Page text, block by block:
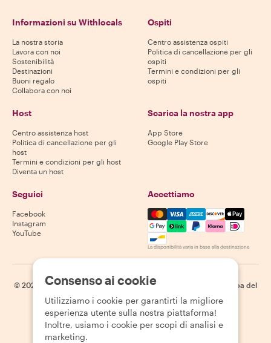
Informazioni su Withlocals
La nostra storia
Lavora con noi
Sostenibilità
Destinazioni
Buoni regalo
Collabora con noi
Ospiti
Centro assistenza ospiti
Politica di cancellazione per gli
ospiti
Termini e condizioni per gli
ospiti
Host
Centro assistenza host
Politica di cancellazione per gli
host
Termini e condizioni per gli host
Diventa un host
Scarica la nostra app
App Store
Google Play Store
Seguici
Facebook
Instagram
YouTube
Accettiamo
Mastercard, Visa, Amex,
La disponibilità varia in base alla destinazione
© 2026 Withlocals.com | Informativa sulla privacy
Mappa del
Consenso ai cookie
Utilizziamo i cookie per garantirti la migliore
esperienza utente sulla nostra piattaforma!
Inoltre, usiamo i cookie per scopi di analisi e
marketing.